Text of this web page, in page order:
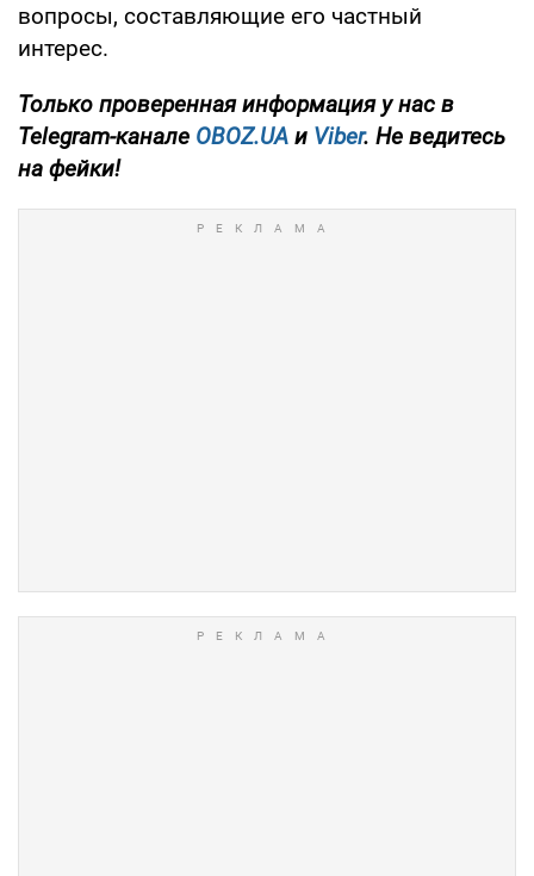
вопросы, составляющие его частный
интерес.
Только проверенная информация у нас в
Telegram-канале OBOZ.UA и Viber. Не ведитесь
на фейки!